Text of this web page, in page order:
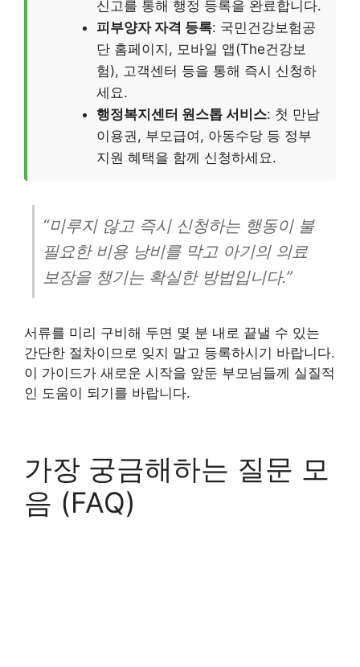
신고를 통해 행정 등록을 완료합니다.
피부양자 자격 등록: 국민건강보험공
단 홈페이지, 모바일 앱(The건강보
험), 고객센터 등을 통해 즉시 신청하
세요.
행정복지센터 원스톱 서비스: 첫 만남
이용권, 부모급여, 아동수당 등 정부
지원 혜택을 함께 신청하세요.
“미루지 않고 즉시 신청하는 행동이 불
필요한 비용 낭비를 막고 아기의 의료
보장을 챙기는 확실한 방법입니다.”
서류를 미리 구비해 두면 몇 분 내로 끝낼 수 있는
간단한 절차이므로 잊지 말고 등록하시기 바랍니다.
이 가이드가 새로운 시작을 앞둔 부모님들께 실질적
인 도움이 되기를 바랍니다.
가장 궁금해하는 질문 모
음 (FAQ)